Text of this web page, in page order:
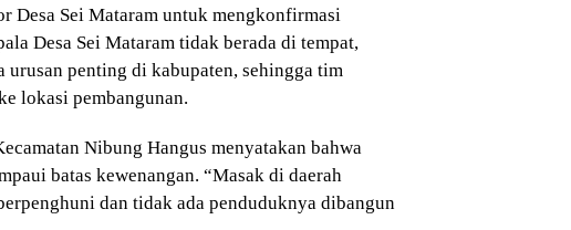
Desa Sei Mataram untuk mengkonfirmasi
Desa Sei Mataram tidak berada di tempat,
urusan penting di kabupaten, sehingga tim
lokasi pembangunan.
Nibung Hangus menyatakan bahwa
batas kewenangan. “Masak di daerah
dan tidak ada penduduknya dibangun